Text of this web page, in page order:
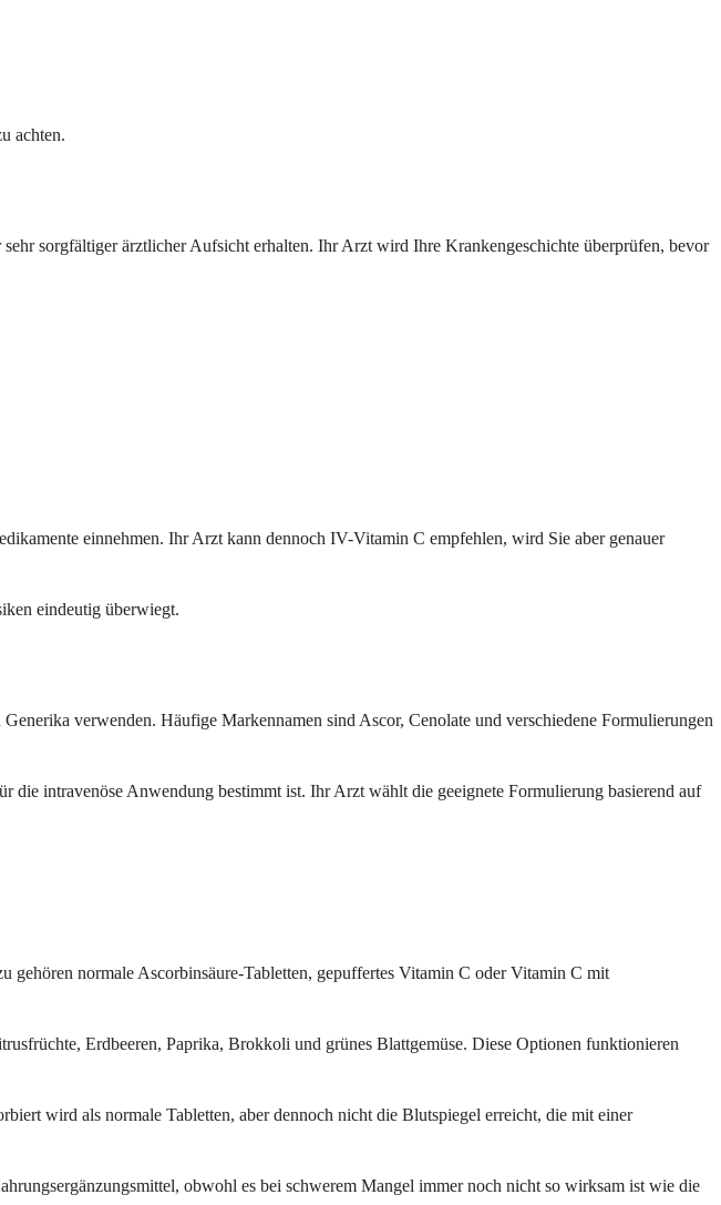
achten.
sorgfältiger ärztlicher Aufsicht erhalten. Ihr Arzt wird Ihre Krankengeschichte überprüfen, bevor
einnehmen. Ihr Arzt kann dennoch IV-Vitamin C empfehlen, wird Sie aber genauer
eindeutig überwiegt.
verwenden. Häufige Markennamen sind Ascor, Cenolate und verschiedene Formulierungen
intravenöse Anwendung bestimmt ist. Ihr Arzt wählt die geeignete Formulierung basierend auf
normale Ascorbinsäure-Tabletten, gepuffertes Vitamin C oder Vitamin C mit
Erdbeeren, Paprika, Brokkoli und grünes Blattgemüse. Diese Optionen funktionieren
wird als normale Tabletten, aber dennoch nicht die Blutspiegel erreicht, die mit einer
obwohl es bei schwerem Mangel immer noch nicht so wirksam ist wie die